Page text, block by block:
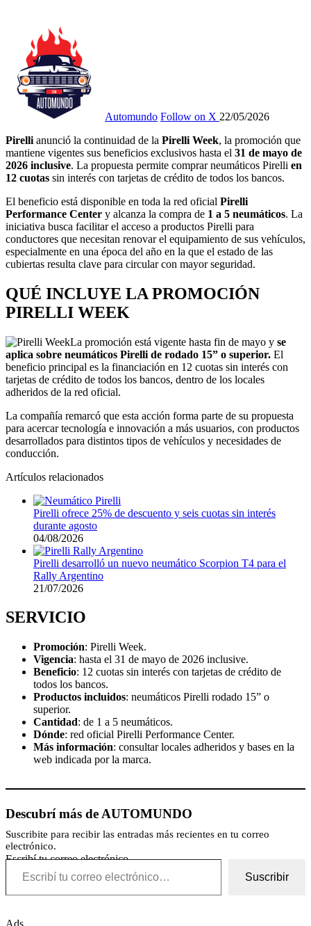
Automundo Follow on X 22/05/2026
Pirelli anunció la continuidad de la Pirelli Week, la promoción que
mantiene vigentes sus beneficios exclusivos hasta el 31 de mayo de
2026 inclusive. La propuesta permite comprar neumáticos Pirelli en
12 cuotas sin interés con tarjetas de crédito de todos los bancos.
El beneficio está disponible en toda la red oficial Pirelli
Performance Center y alcanza la compra de 1 a 5 neumáticos. La
iniciativa busca facilitar el acceso a productos Pirelli para
conductores que necesitan renovar el equipamiento de sus vehículos,
especialmente en una época del año en la que el estado de las
cubiertas resulta clave para circular con mayor seguridad.
QUÉ INCLUYE LA PROMOCIÓN
PIRELLI WEEK
La promoción está vigente hasta fin de mayo y se
aplica sobre neumáticos Pirelli de rodado 15” o superior. El
beneficio principal es la financiación en 12 cuotas sin interés con
tarjetas de crédito de todos los bancos, dentro de los locales
adheridos de la red oficial.
La compañía remarcó que esta acción forma parte de su propuesta
para acercar tecnología e innovación a más usuarios, con productos
desarrollados para distintos tipos de vehículos y necesidades de
conducción.
Artículos relacionados
Pirelli ofrece 25% de descuento y seis cuotas sin interés
durante agosto
04/08/2026
Pirelli desarrolló un nuevo neumático Scorpion T4 para el
Rally Argentino
21/07/2026
SERVICIO
Promoción: Pirelli Week.
Vigencia: hasta el 31 de mayo de 2026 inclusive.
Beneficio: 12 cuotas sin interés con tarjetas de crédito de
todos los bancos.
Productos incluidos: neumáticos Pirelli rodado 15” o
superior.
Cantidad: de 1 a 5 neumáticos.
Dónde: red oficial Pirelli Performance Center.
Más información: consultar locales adheridos y bases en la
web indicada por la marca.
Descubrí más de AUTOMUNDO
Suscribite para recibir las entradas más recientes en tu correo
electrónico.
Escribí tu correo electrónico…
Suscribir